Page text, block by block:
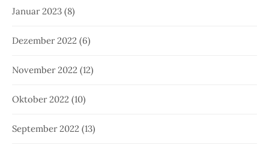
Januar 2023 (8)
Dezember 2022 (6)
November 2022 (12)
Oktober 2022 (10)
September 2022 (13)